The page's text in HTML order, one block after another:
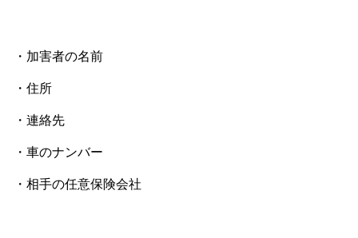
・加害者の名前
・住所
・連絡先
・車のナンバー
・相手の任意保険会社